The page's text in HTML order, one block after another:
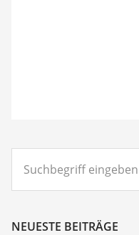
eingeben...
NEUESTE BEITRÄGE